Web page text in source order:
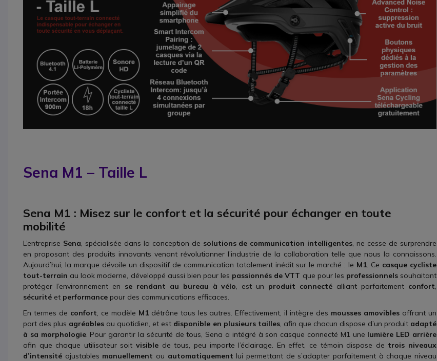
Sena M1 – Taille L
Sena M1 : Misez sur le confort et la sécurité pour échanger en toute
mobilité
L’entreprise Sena, spécialisée dans la conception de solutions de communication intelligentes, ne cesse de surprendre
en proposant des produits innovants venant révolutionner l’industrie de la collaboration telle que nous la connaissons.
Aujourd’hui, la marque dévoile un dispositif de communication totalement inédit sur le marché : le M1. Ce casque cycliste
tout-terrain au look moderne, développé aussi bien pour les passionnés de VTT que pour les professionnelssouhaitant
protéger l’environnement en se rendant au bureau à vélo, est un produit connecté alliant parfaitement confort,
sécurité et performance pour des communications efficaces.
En termes de confort, ce modèle M1 détrône tous les autres. Effectivement, il intègre des mousses amovibles offrant un
port des plus agréables au quotidien, et est disponible en plusieurs tailles, afin que chacun dispose d’un produit adapté
à sa morphologie. Pour garantir la sécurité de tous, Sena a intégré à son casque connecté M1 une lumière LED arrière
afin que chaque utilisateur soitvisible de tous, peu importe l’éclairage. En effet, ce témoin dispose de trois niveaux
d’intensité ajustables manuellement ou automatiquement lui permettant de s’adapter parfaitement à chaque niveau